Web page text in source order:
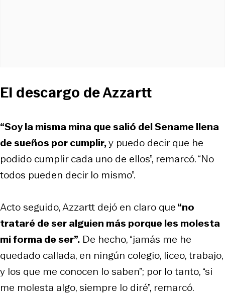
El descargo de Azzartt
“Soy la misma mina que salió del Sename llena
de sueños por cumplir,y puedo decir que he
podido cumplir cada uno de ellos”, remarcó. “No
todos pueden decir lo mismo”.
Acto seguido, Azzartt dejó en claro que“no
trataré de ser alguien más porque les molesta
mi forma de ser”. De hecho, “jamás me he
quedado callada, en ningún colegio, liceo, trabajo,
y los que me conocen lo saben”; por lo tanto, “si
me molesta algo, siempre lo diré”, remarcó.